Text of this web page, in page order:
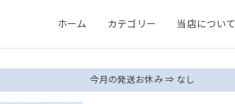
ホーム カテゴリー 当店について
今月の発送お休み ⇒ なし